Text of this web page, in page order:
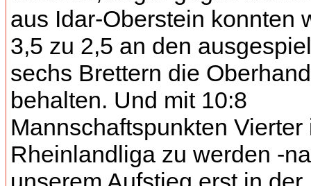
aus Idar-Oberstein konnten
3,5 zu 2,5 an den
sechs Brettern die Oberhand
behalten. Und mit 10:8
Mannschaftspunkten Vierter
Rheinlandliga zu werden -